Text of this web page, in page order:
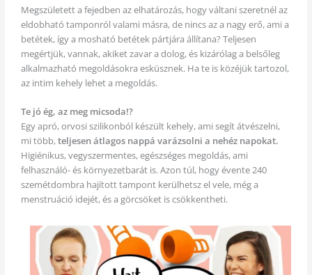
Megszületett a fejedben az elhatározás, hogy váltani szeretnél az
eldobható tamponról valami másra, de nincs az a nagy erő, ami a
betétek, így a mosható betétek pártjára állítana? Teljesen
megértjük, vannak, akiket zavar a dolog, és kizárólag a belsőleg
alkalmazható megoldásokra esküsznek. Ha te is közéjük tartozol,
az intim kehely lehet a megoldás.
Te jó ég, az meg micsoda!?
Egy apró, orvosi szilikonból készült kehely, ami segít átvészelni,
mi több,teljesen átlagos nappá varázsolni a nehéz napokat.
Higiénikus, vegyszermentes, egészséges megoldás, ami
felhasználó- és környezetbarát is. Azon túl, hogy évente 240
szemétdombra hajított tampont kerülhetsz el vele, még a
menstruáció idejét, és a görcsöket is csökkentheti.